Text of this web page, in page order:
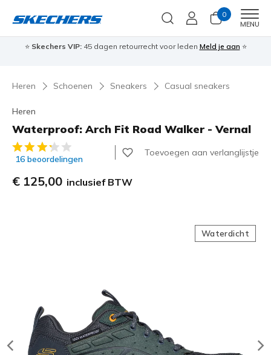
0
MENU
⭐ Skechers VIP:45 dagen retourrecht voor leden Meld je aan ⭐
Heren Schoenen Sneakers Casual sneakers
Heren
Waterproof: Arch Fit Road Walker - Vernal
3,9 van de 5 klantbeoordelingen
16 beoordelingen
Toevoegen aan verlanglijstje
€ 125,00 inclusief BTW
Waterdicht